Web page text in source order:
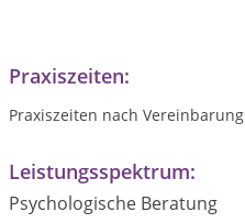
Praxiszeiten:
Praxiszeiten nach Vereinbarung
Leistungsspektrum:
Psychologische Beratung